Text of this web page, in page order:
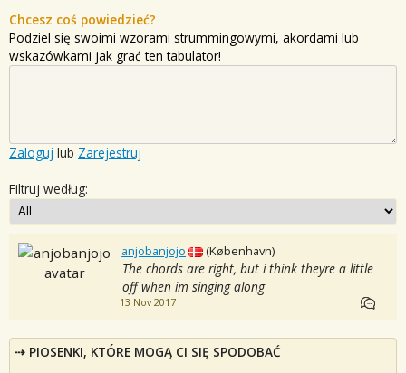
Chcesz coś powiedzieć?
Podziel się swoimi wzorami strummingowymi, akordami lub
wskazówkami jak grać ten tabulator!
Zaloguj lub Zarejestruj
Filtruj według:
anjobanjojo (København)
The chords are right, but i think theyre a little
off when im singing along
13 Nov 2017
PIOSENKI, KTÓRE MOGĄ CI SIĘ SPODOBAĆ